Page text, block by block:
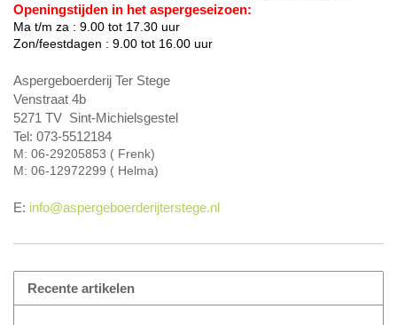
Openingstijden in het aspergeseizoen:
Ma t/m za : 9.00 tot 17.30 uur
Zon/feestdagen : 9.00 tot 16.00 uur
Aspergeboerderij Ter Stege
Venstraat 4b
5271 TV Sint-Michielsgestel
Tel: 073-5512184
M: 06-29205853 ( Frenk)
M: 06-12972299 ( Helma)
E: info@aspergeboerderijterstege.nl
Recente artikelen